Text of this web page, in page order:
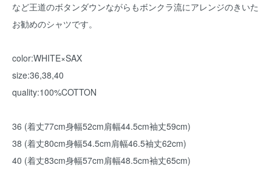
など王道のボタンダウンながらもボンクラ流にアレンジのきいた
お勧めのシャツです。
color:WHITE×SAX
size:36,38,40
quality:100%COTTON
36 (着丈77cm身幅52cm肩幅44.5cm袖丈59cm)
38 (着丈80cm身幅54.5cm肩幅46.5袖丈62cm)
40 (着丈83cm身幅57cm肩幅48.5cm袖丈65cm)